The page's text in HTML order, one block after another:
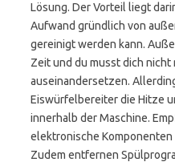
Lösung. Der Vorteil liegt
Aufwand gründlich von
gereinigt werden kann.
Zeit und du musst dich nicht
auseinandersetzen.
Eiswürfelbereiter die Hitze
innerhalb der Maschine.
elektronische
Zudem entfernen